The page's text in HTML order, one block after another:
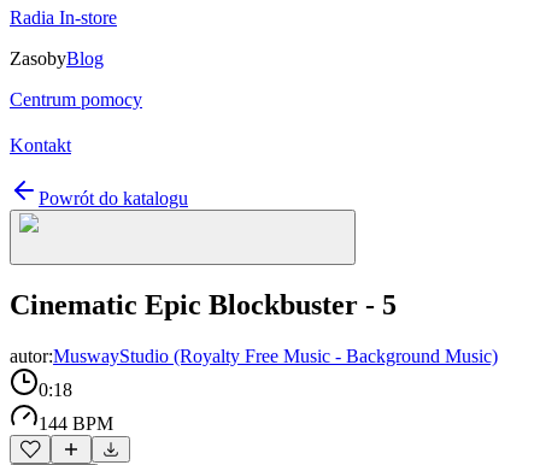
Radia In-store
ZasobyBlog
Centrum pomocy
Kontakt
Powrót do katalogu
Cinematic Epic Blockbuster - 5
autor:MuswayStudio (Royalty Free Music - Background Music)
0:18
144 BPM